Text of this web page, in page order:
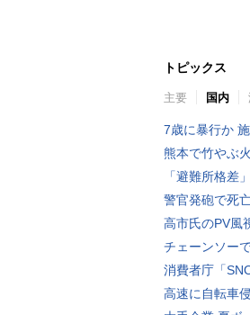
トピックス
主要 国内
7歳に暴行か
熊本で竹やぶ
「避難所格差
警官発砲で死
高市氏のPV風
チェーンソー
消費者庁「
高速に自転車